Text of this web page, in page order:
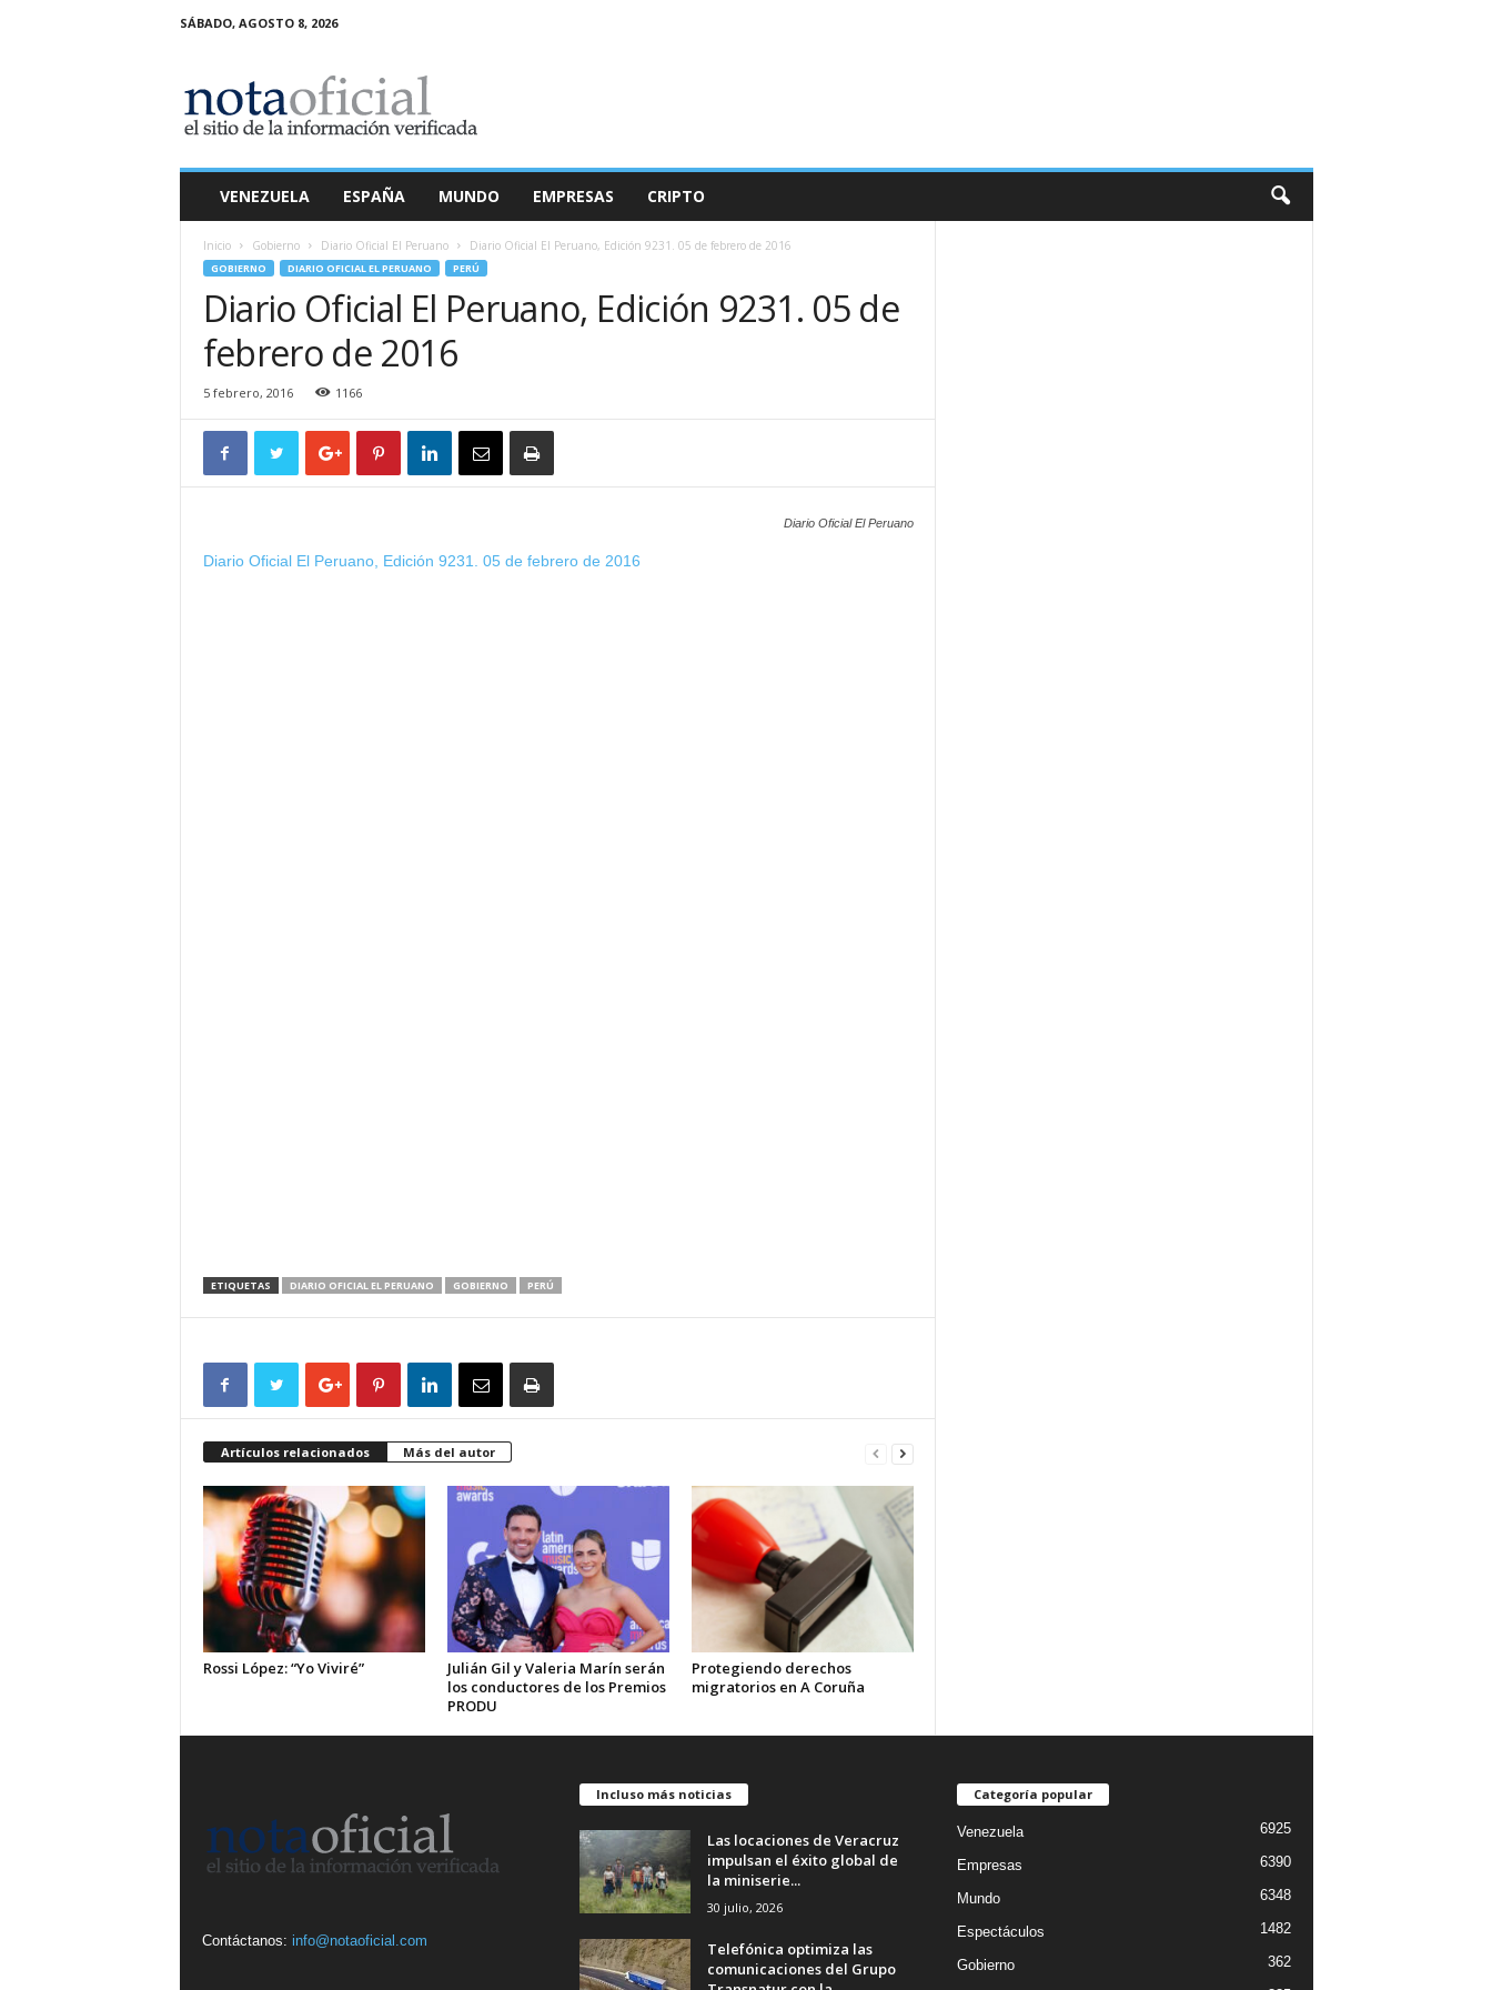
SÁBADO, AGOSTO 8, 2026
a
O
VENEZUELA ESPAÑA MUNDO EMPRESAS CRIPTO
Inicio Gobierno Diario Oficial El Peruano Diario Oficial El Peruano, Edición 9231. 05 de febrero de 2016
GOBIERNO DIARIO OFICIAL EL PERUANO PERÚ
Diario Oficial El Peruano, Edición 9231. 05 de
febrero de 2016
5 febrero, 2016 1166
Diario Oficial El Peruano
Diario Oficial El Peruano, Edición 9231. 05 de febrero de 2016
ETIQUETAS DIARIO OFICIAL EL PERUANO GOBIERNO PERÚ
Artículos relacionados Más del autor
Rossi López: “Yo Viviré”
Julián Gil y Valeria Marín serán
los conductores de los Premios
PRODU
Protegiendo derechos
migratorios en A Coruña
Contáctanos: info@notaoficial.com
Incluso más noticias
Las locaciones de Veracruz
impulsan el éxito global de
la miniserie...
30 julio, 2026
Telefónica optimiza las
comunicaciones del Grupo
Categoría popular
Venezuela 6925
Empresas 6390
Mundo 6348
Espectáculos 1482
Gobierno 362